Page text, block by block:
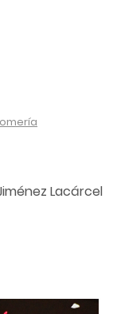
Lacárcel